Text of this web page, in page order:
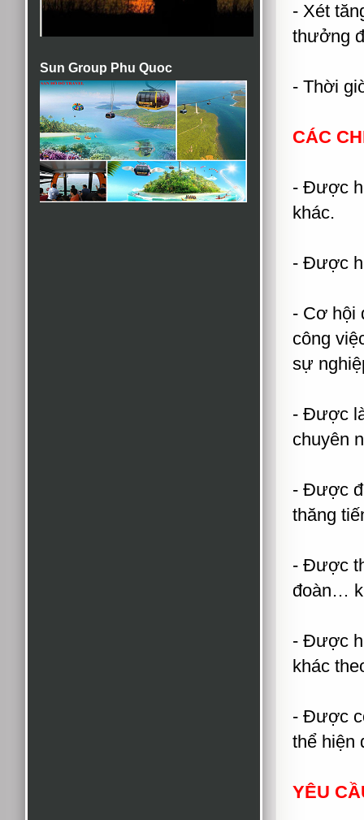
Sun Group Phu Quoc
- Xét
thưởng
- Thời
CÁC
- Được
khác.
- Được
- Cơ hội
công
sự
- Được
chuyên
- Được
thăng
- Được
đoàn…
- Được
khác
- Được
thể hiện
YÊU